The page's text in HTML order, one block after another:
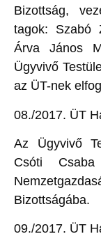
Bizottság,
tagok: Szabó
Árva János
Ügyvivő
az ÜT-nek
08./2017. ÜT
Az Ügyvivő
Csóti
Bizottságába.
09./2017. ÜT